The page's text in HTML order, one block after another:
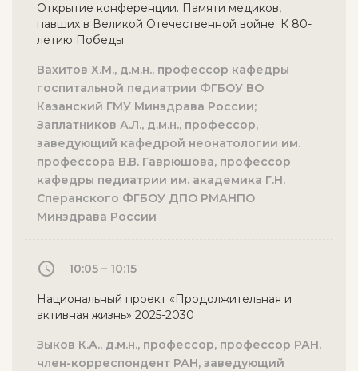
Открытие конференции. Памяти медиков,
павших в Великой Отечественной войне. К 80-
летию Победы
Вахитов Х.М., д.м.н., профессор кафедры
госпитальной педиатрии ФГБОУ ВО
Казанский ГМУ Минздрава России;
Заплатников А.Л., д.м.н., профессор,
заведующий кафедрой неонатологии им.
профессора В.В. Гаврюшова, профессор
кафедры педиатрии им. академика Г.Н.
Сперанского ФГБОУ ДПО РМАНПО
Минздрава России
10:05 – 10:15
Национальный проект «Продолжительная и
активная жизнь» 2025-2030
Зыков К.А., д.м.н., профессор, профессор РАН,
член-корреспондент РАН, заведующий